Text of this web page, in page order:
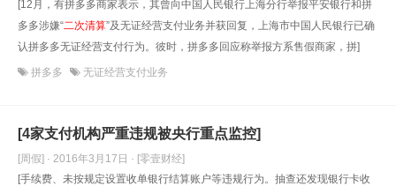
[12月，有拼多多商家表示，其曾向中国人民银行上海分行举报平安银行和拼
多多涉嫌“二次清算”及无证经营支付业务并获回复，上海市中国人民银行已确
认拼多多无证经营支付行为。彼时，拼多多回应称举报方系售假商家，拼]
拼多多 无证经营支付业务
[4家支付机构严重违规被央行重点监控]
[周假] · 2016年3月17日 · [零壹财经]
[手续费、未按规定设置收单银行结算账户等违规行为。抽查还发现银行卡收